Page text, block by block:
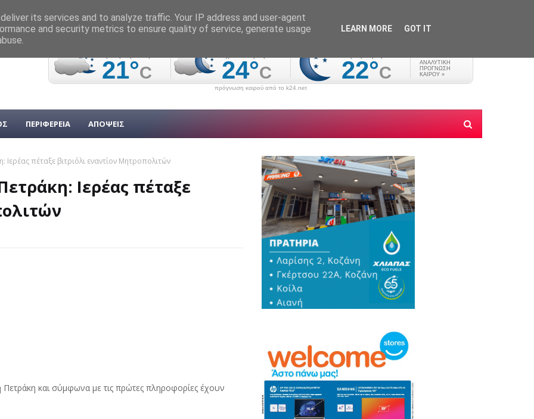
πρόγνωση καιρού από το k24.net
ΠΕΡΙΦΕΡΕΙΑ ΑΠΟΨΕΙΣ
πέταξε βιτριόλι εναντίον Μητροπολιτών
Ιερέας πέταξε
και σύμφωνα με τις πρώτες πληροφορίες έχουν
its services and to analyze traffic. Your IP address and user-agent
and security metrics to ensure quality of service, generate usage
LEARN MORE GOT IT